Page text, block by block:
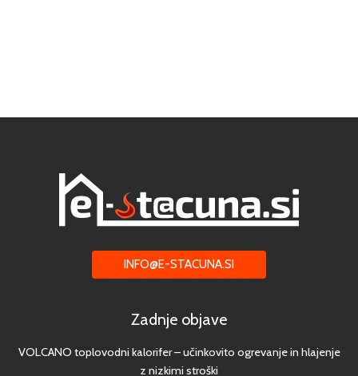
INFO@E-STACUNA.SI
Zadnje objave
VOLCANO toplovodni kalorifer – učinkovito ogrevanje in hlajenje
z nizkimi stroški